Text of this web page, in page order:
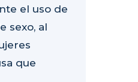
el uso de
sexo, al
que